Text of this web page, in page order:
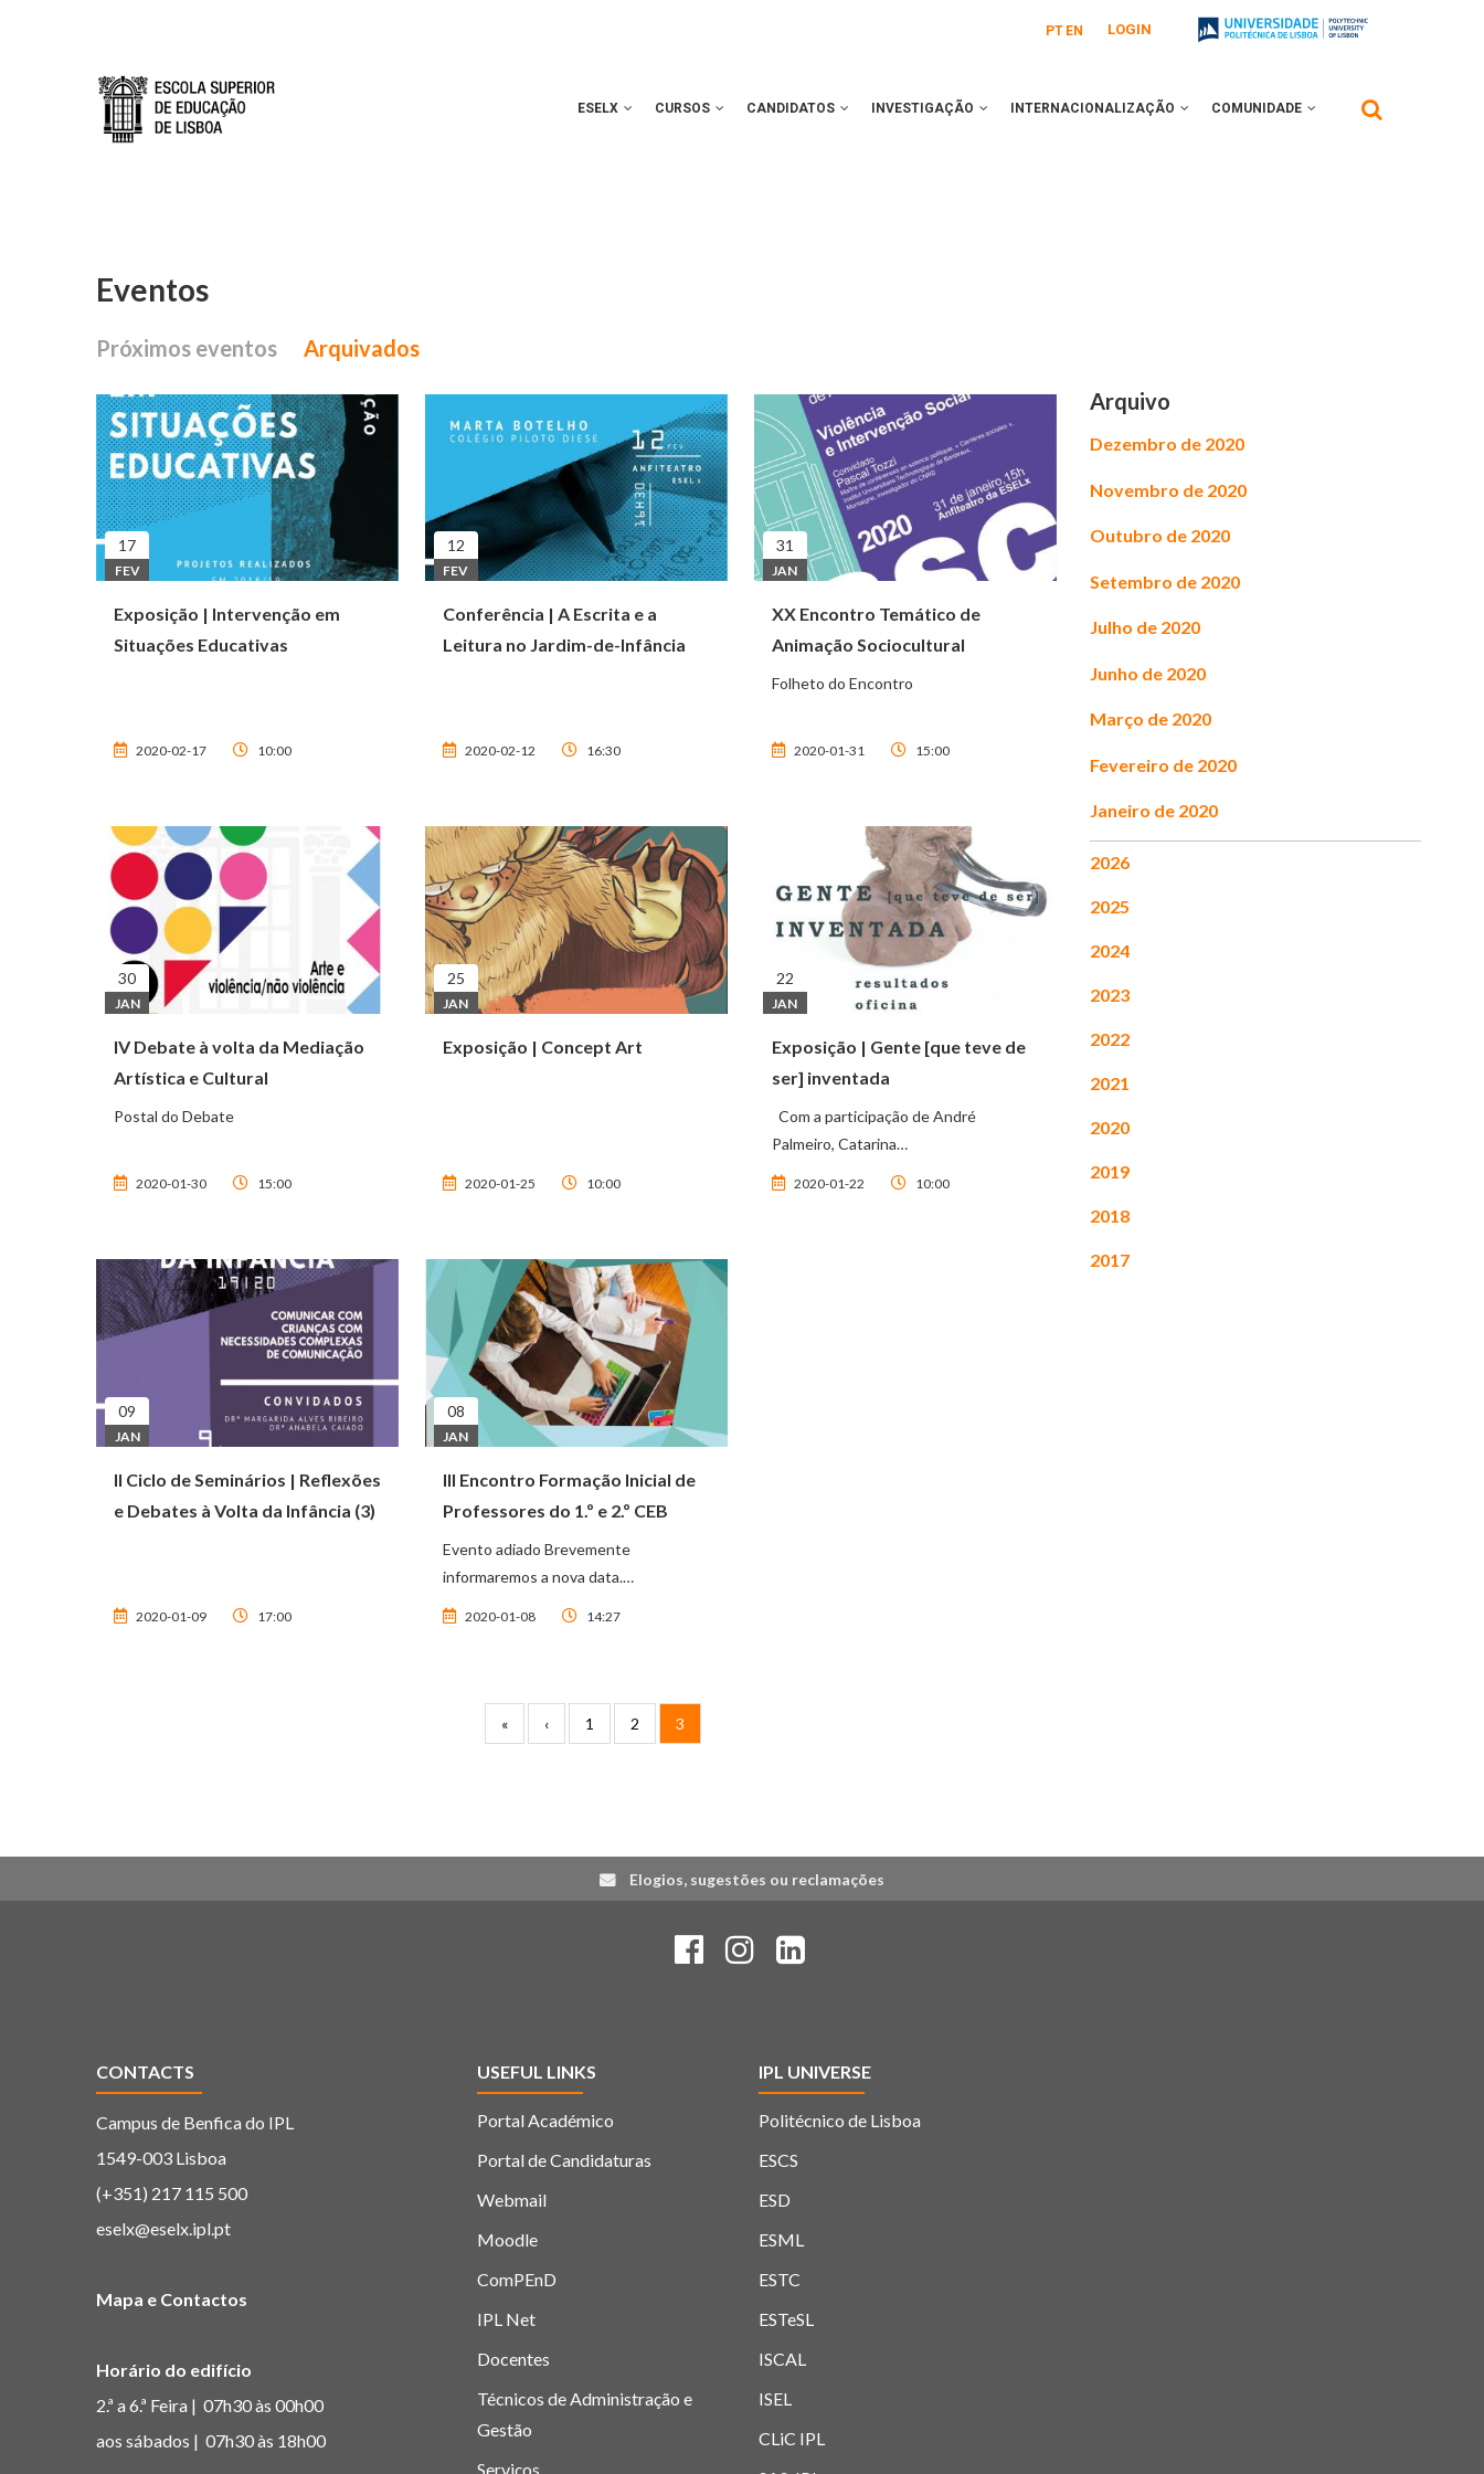
PT EN LOGIN
ESELX CURSOS CANDIDATOS INVESTIGAÇÃO INTERNACIONALIZAÇÃO COMUNIDADE
Eventos
Próximos eventos Arquivados
17
FEV
Exposição | Intervenção em
Situações Educativas
2020-02-17 10:00
12
FEV
Conferência | A Escrita e a
Leitura no Jardim-de-Infância
2020-02-12 16:30
31
JAN
XX Encontro Temático de
Animação Sociocultural
Folheto do Encontro
2020-01-31 15:00
30
JAN
IV Debate à volta da Mediação
Artística e Cultural
Postal do Debate
2020-01-30 15:00
25
JAN
Exposição | Concept Art
2020-01-25 10:00
22
JAN
Exposição | Gente [que teve de
ser] inventada
Com a participação de André
Palmeiro, Catarina…
2020-01-22 10:00
09
JAN
II Ciclo de Seminários | Reflexões
e Debates à Volta da Infância (3)
2020-01-09 17:00
08
JAN
III Encontro Formação Inicial de
Professores do 1.º e 2.º CEB
Evento adiado Brevemente
informaremos a nova data.…
2020-01-08 14:27
Primeira página
« Página anterior
‹ Page
1 Page
2 Página atual
3
Arquivo
Dezembro de 2020
Novembro de 2020
Outubro de 2020
Setembro de 2020
Julho de 2020
Junho de 2020
Março de 2020
Fevereiro de 2020
Janeiro de 2020
2026
2025
2024
2023
2022
2021
2020
2019
2018
2017
Elogios, sugestões ou reclamações
CONTACTS
Campus de Benfica do IPL
1549-003 Lisboa
(+351) 217 115 500
eselx@eselx.ipl.pt
Mapa e Contactos
Horário do edifício
2.ª a 6.ª Feira | 07h30 às 00h00
aos sábados | 07h30 às 18h00
USEFUL LINKS
Portal Académico
Portal de Candidaturas
Webmail
Moodle
ComPEnD
IPL Net
Docentes
Técnicos de Administração e
Gestão
Serviços
IPL UNIVERSE
Politécnico de Lisboa
ESCS
ESD
ESML
ESTC
ESTeSL
ISCAL
ISEL
CLiC IPL